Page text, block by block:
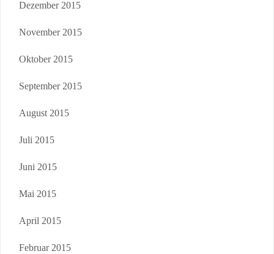
Dezember 2015
November 2015
Oktober 2015
September 2015
August 2015
Juli 2015
Juni 2015
Mai 2015
April 2015
Februar 2015